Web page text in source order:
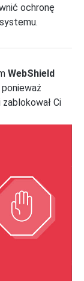
ochronę
WebShield
Ci